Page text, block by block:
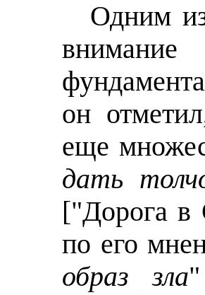
Одним
он
еще
дать
["Дорога в
по его
образ зла